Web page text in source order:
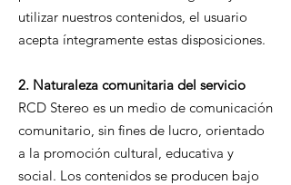
utilizar nuestros contenidos, el usuario
acepta íntegramente estas disposiciones.
2. Naturaleza comunitaria del servicio
RCD Stereo es un medio de comunicación
comunitario, sin fines de lucro, orientado
a la promoción cultural, educativa y
social. Los contenidos se producen bajo